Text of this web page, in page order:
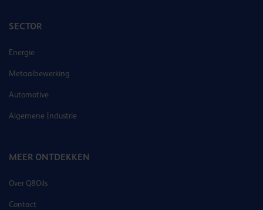
SECTOR
Energie
Metaalbewerking
Automotive
Algemene Industrie
MEER ONTDEKKEN
Over Q8Oils
Contact